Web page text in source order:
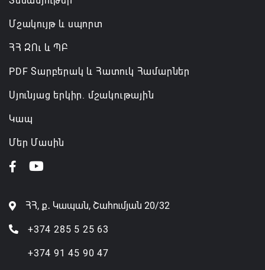
Մշակույթ և սպորտ
ՀՀ ԶՈւ և ՊԲ
PDF Տարբերակ և Հատուկ Համարներ
Սյունյաց երկիր. մշակութային
Կապ
Մեր Մասին
ՀՀ, ք․ Կապան, Շահումյան 20/32
+374 285 5 25 63
+374 91 45 90 47